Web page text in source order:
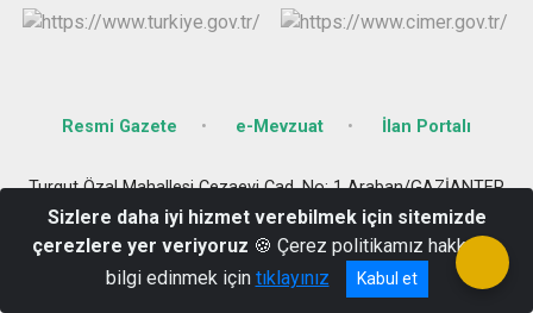
Resmi Gazete e-Mevzuat İlan Portalı
Turgut Özal Mahallesi Cezaevi Cad. No: 1 Araban/GAZİANTEP
342-6112096-3426112005
Sizlere daha iyi hizmet verebilmek için sitemizde
çerezlere yer veriyoruz 🍪 Çerez politikamız hakkında
bilgi edinmek için tıklayınız Kabul et